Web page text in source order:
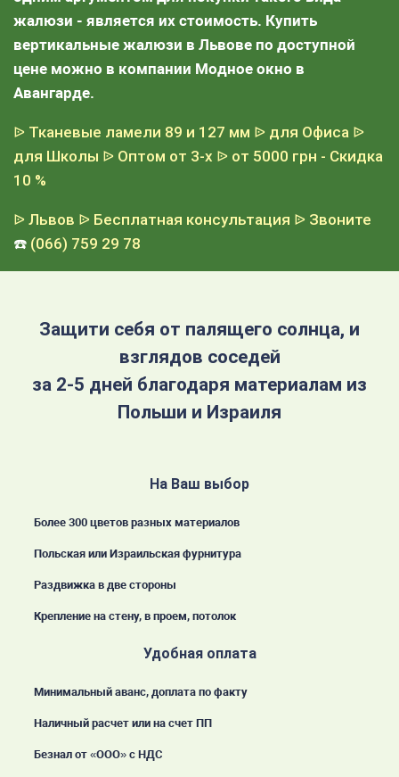
жалюзи - является их стоимость. Купить
вертикальные жалюзи в Львове по доступной
цене можно в компании Модное окно в
Авангарде.
ᐉ Тканевые ламели 89 и 127 мм ᐉ для Офиса ᐉ
для Школы ᐉ Оптом от 3-х ᐉ от 5000 грн - Скидка
10 %
ᐉ Львов ᐉ Бесплатная консультация ᐉ Звоните
☎️ (066) 759 29 78
Защити себя от палящего солнца, и
взглядов соседей
за 2-5 дней благодаря материалам из
Польши и Израиля
На Ваш выбор
Более 300 цветов разных материалов
Польская или Израильская фурнитура
Раздвижка в две стороны
Крепление на стену, в проем, потолок
Удобная оплата
Минимальный аванс, доплата по факту
Наличный расчет или на счет ПП
Безнал от «ООО» с НДС